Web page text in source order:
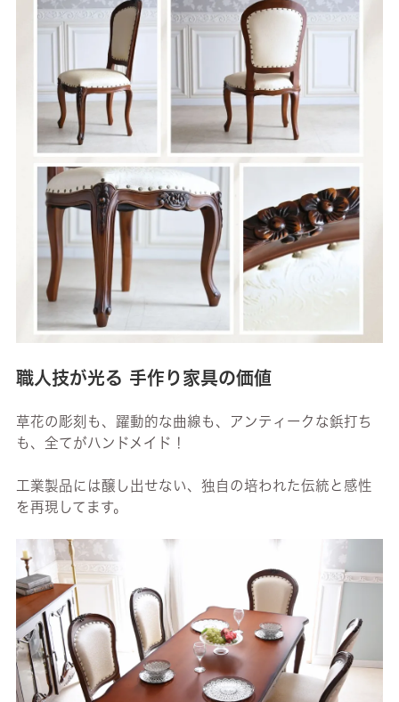
職人技が光る 手作り家具の価値
草花の彫刻も、躍動的な曲線も、アンティークな鋲打ち
も、全てがハンドメイド！
工業製品には醸し出せない、独自の培われた伝統と感性
を再現してます。